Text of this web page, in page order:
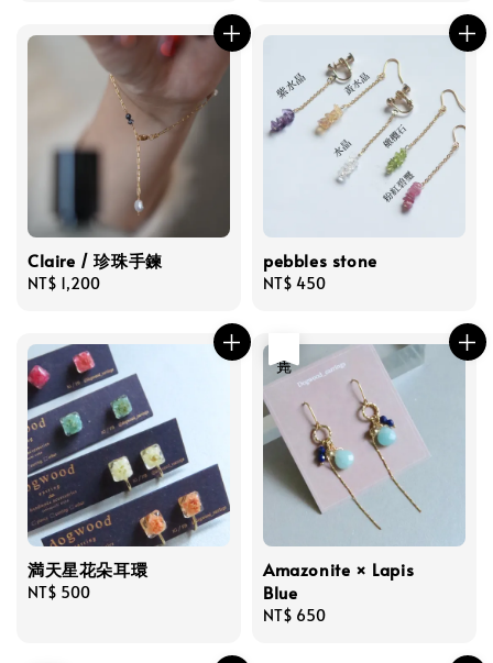
Claire / 珍珠手鍊
Regular
NT$ 1,200
pebbles stone
Regular
NT$ 450
満天星花朵耳環
Regular
NT$ 500
Amazonite × Lapis
Blue
Regular
NT$ 650